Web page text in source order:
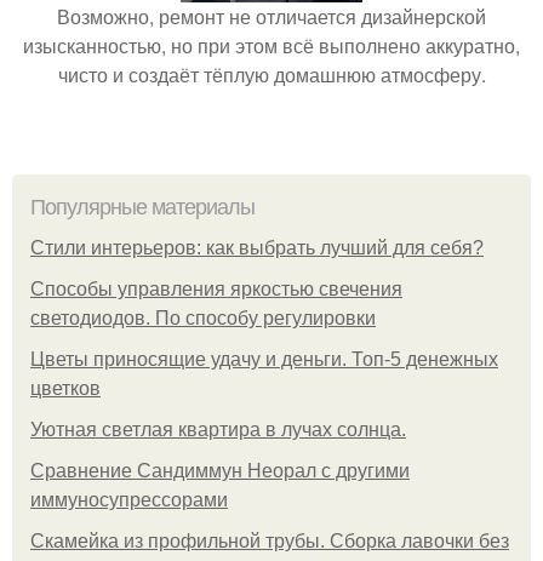
Возможно, ремонт не отличается дизайнерской
изысканностью, но при этом всё выполнено аккуратно,
чисто и создаёт тёплую домашнюю атмосферу.
Популярные материалы
Стили интерьеров: как выбрать лучший для себя?
Способы управления яркостью свечения
светодиодов. По способу регулировки
Цветы приносящие удачу и деньги. Топ-5 денежных
цветков
Уютная светлая квартира в лучах солнца.
Сравнение Сандиммун Неорал с другими
иммуносупрессорами
Скамейка из профильной трубы. Сборка лавочки без